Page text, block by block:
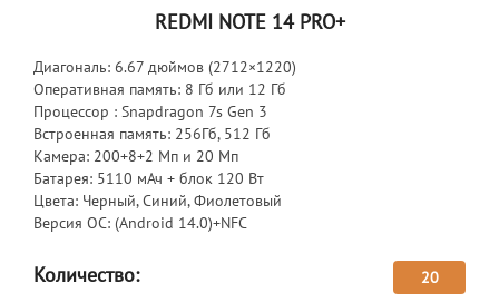
REDMI NOTE 14 PRO+
Диагональ: 6.67 дюймов (2712×1220)
Оперативная память: 8 Гб или 12 Гб
Процессор : Snapdragon 7s Gen 3
Встроенная память: 256Гб, 512 Гб
Камера: 200+8+2 Мп и 20 Мп
Батарея: 5110 мАч + блок 120 Вт
Цвета: Черный, Синий, Фиолетовый
Версия ОС: (Android 14.0)+NFC
Количество: 20